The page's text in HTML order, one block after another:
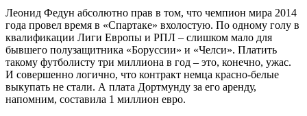
Леонид Федун абсолютно прав в том, что чемпион мира 2014
года провел время в «Спартаке» вхолостую. По одному голу в
квалификации Лиги Европы и РПЛ – слишком мало для
бывшего полузащитника «Боруссии» и «Челси». Платить
такому футболисту три миллиона в год – это, конечно, ужас.
И совершенно логично, что контракт немца красно-белые
выкупать не стали. А плата Дортмунду за его аренду,
напомним, составила 1 миллион евро.